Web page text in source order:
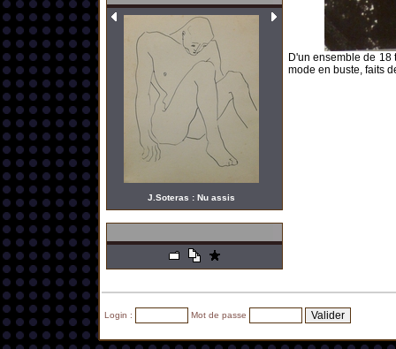
J.Soteras : Nu assis
D'un ensemble de
mode en buste, faits
Login : Mot de passe